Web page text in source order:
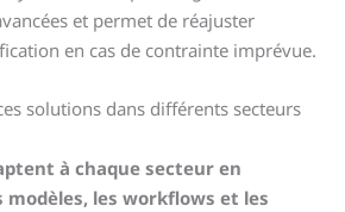
et permet de réajuster
en cas de contrainte imprévue.
solutions dans différents secteurs
à chaque secteur en
modèles, les workflows et les